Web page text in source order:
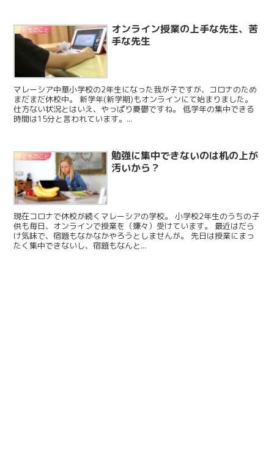
子どものこと
オンライン授業の上手な先生、苦
手な先生
マレーシア中華小学校の2年生になった我が子ですが、コロナのため
まだまだ休校中。 新学年(新学期)もオンラインにて始まりました。
仕方ない状況とはいえ、やっぱり憂鬱ですね。 低学年の集中できる
時間は15分と言われています。...
子どものこと
勉強に集中できないのは机の上が
汚いから？
現在コロナで休校が続くマレーシアの学校。 小学校2年生のうちの子
供も毎日、オンラインで授業を（嫌々）受けています。 最近はだら
け気味で、宿題もなかなかやろうとしませんが。 先日は授業にまっ
たく集中できないし、宿題もなんと...